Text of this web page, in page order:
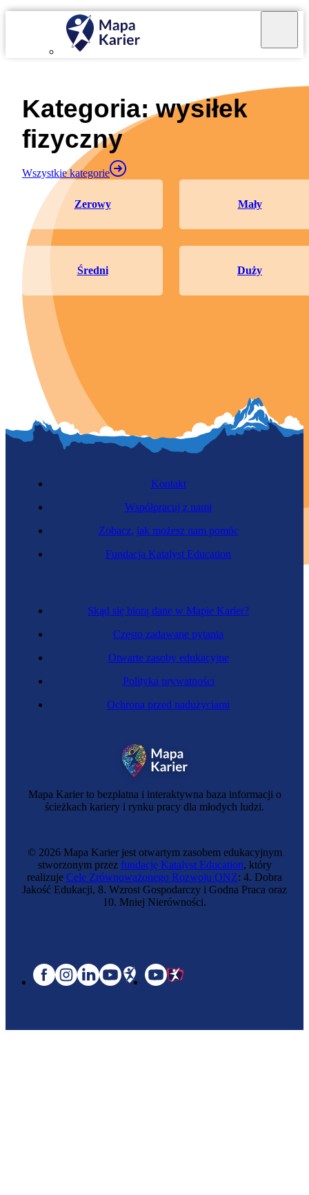
Kategoria: wysiłek
fizyczny
Wszystkie kategorie
zerowy mały
średni duży
Mapa Karier to bezpłatna i interaktywna baza informacji o
ścieżkach kariery i rynku pracy dla młodych ludzi.
Skąd się biorą dane w Mapie Karier?
Często zadawane pytania
Otwarte zasoby edukacyjne
Polityka prywatności
Ochrona przed nadużyciami
Kontakt
Współpracuj z nami
Zobacz, jak możesz nam pomóc
Fundacja Katalyst Education
© 2026 Mapa Karier jest otwartym zasobem edukacyjnym
stworzonym przez fundację Katalyst Education, który
realizuje Cele Zrównoważonego Rozwoju ONZ: 4. Dobra
Jakość Edukacji, 8. Wzrost Gospodarczy i Godna Praca oraz
10. Mniej Nierówności.